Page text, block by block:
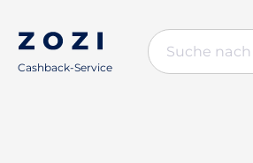
Cashback-Service